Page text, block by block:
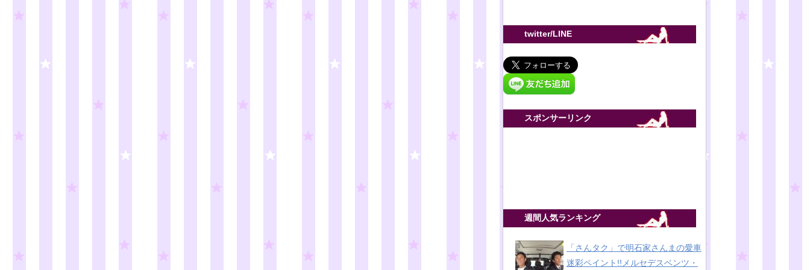
twitter/LINE
スポンサーリンク
週間人気ランキング
「さんタク」で明石家さんまの愛車
迷彩ペイント!!メルセデスベンツ・